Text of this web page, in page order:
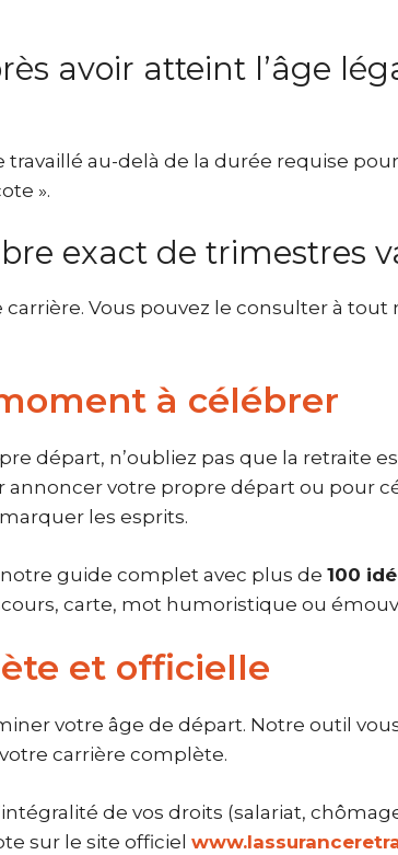
avoir atteint l’âge
au-delà de la durée requise
».
exact de trimestres
Vous pouvez le consulter à
à célébrer
départ, n’oubliez pas que la retraite
votre propre départ ou pour
les esprits.
guide complet avec plus de 100
carte, mot humoristique ou
et officielle
votre âge de départ. Notre outil
carrière complète.
de vos droits (salariat,
sur le site officiel